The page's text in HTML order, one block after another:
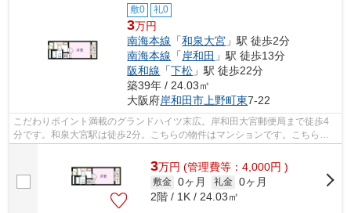
敷0 礼0
3万円
南海本線 「和泉大宮 」駅 徒歩2分
南海本線 「 岸和田 」駅 徒歩13分
阪和線 「下松 」駅 徒歩22分
築39年 / 24.03㎡
大阪府岸和田市 上野町東7-22
こだわりポイント満載のグランドハイツ末広。岸和田大宮郵便局まで徒歩4
分です。和泉大宮駅は徒歩2分。こちらの物件はマンションです。こちらで
3万円 (管理費等：4,000円 )
敷金 0ヶ月 礼金 0ヶ月
2階 / 1K / 24.03㎡